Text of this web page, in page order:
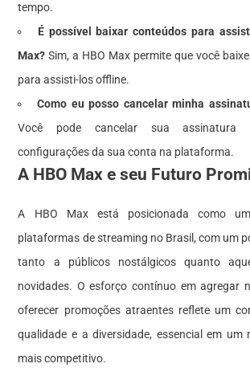
tempo.
É possível baixar conteúdos para
Max? Sim, a HBO Max permite que você
para assisti-los offline.
Como eu posso cancelar minha
Você pode cancelar sua assinatura
configurações da sua conta na plataforma.
A HBO Max e seu Futuro
A HBO Max está posicionada como
plataformas de streaming no Brasil, com um
tanto a públicos nostálgicos quanto
novidades. O esforço contínuo em agregar
oferecer promoções atraentes reflete um
qualidade e a diversidade, essencial em um
mais competitivo.